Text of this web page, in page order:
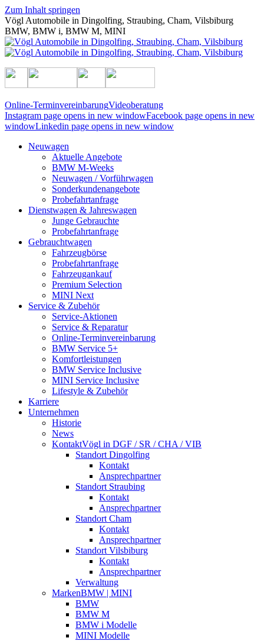
Zum Inhalt springen
Vögl Automobile in Dingolfing, Straubing, Cham, Vilsbiburg
BMW, BMW i, BMW M, MINI
Online-TerminvereinbarungVideoberatung
Instagram page opens in new windowFacebook page opens in new
windowLinkedin page opens in new window
Neuwagen
Aktuelle Angebote
BMW M-Weeks
Neuwagen / Vorführwagen
Sonderkunden­angebote
Probefahrt­anfrage
Dienstwagen & Jahreswagen
Junge Gebrauchte
Probefahrt­anfrage
Gebrauchtwagen
Fahrzeugbörse
Probefahrt­anfrage
Fahrzeugankauf
Premium Selection
MINI Next
Service & Zubehör
Service-Aktionen
Service & Reparatur
Online-Termin­vereinbarung
BMW Service 5+
Komfort­leistungen
BMW Service Inclusive
MINI Service Inclusive
Lifestyle & Zubehör
Karriere
Unternehmen
Historie
News
KontaktVögl in DGF / SR / CHA / VIB
Standort Dingolfing
Kontakt
Ansprechpartner
Standort Straubing
Kontakt
Ansprechpartner
Standort Cham
Kontakt
Ansprechpartner
Standort Vilsbiburg
Kontakt
Ansprechpartner
Verwaltung
MarkenBMW | MINI
BMW
BMW M
BMW i Modelle
MINI Modelle